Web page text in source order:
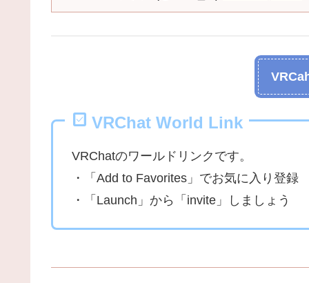
VRChat World Link
VRChatのワールドリンクです。
・「Add to Favorites」でお気に入り登録
・「Launch」から「invite」しましょう